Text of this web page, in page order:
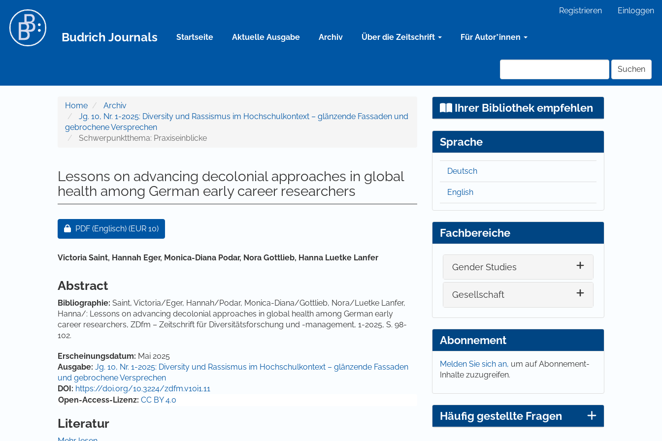
Hauptinhalt
Sidebar
Registrieren Einloggen
Budrich Journals Startseite Aktuelle Ausgabe Archiv Über die Zeitschrift Für Autor*innen
Suchen
Home
Archiv
Jg. 10, Nr. 1-2025: Diversity und Rassismus im Hochschulkontext – glänzende Fassaden und
gebrochene Versprechen
Schwerpunktthema: Praxiseinblicke
Lessons on advancing decolonial approaches in global
health among German early career researchers
Artikel-Sidebar
Zugang für Abonnent/innen oder durch Zahlung einer Gebühr
PDF (Englisch) (EUR 10)
Hauptsächlicher Artikelinhalt
Victoria Saint, Hannah Eger, Monica-Diana Podar, Nora Gottlieb, Hanna Luetke Lanfer
Abstract
Bibliographie: Saint, Victoria/Eger, Hannah/Podar, Monica-Diana/Gottlieb, Nora/Luetke Lanfer,
Hanna/: Lessons on advancing decolonial approaches in global health among German early
career researchers, ZDfm – Zeitschrift für Diversitätsforschung und -management, 1-2025, S. 98-
102.
Artikel-Details
Erscheinungsdatum: Mai 2025
Ausgabe: Jg. 10, Nr. 1-2025: Diversity und Rassismus im Hochschulkontext – glänzende Fassaden
und gebrochene Versprechen
DOI: https://doi.org/10.3224/zdfm.v10i1.11
Open-Access-Lizenz: CC BY 4.0
Literatur
Ihrer Bibliothek empfehlen
Sprache
Deutsch
English
Fachbereiche
Gender Studies
Gesellschaft
Abonnement
Melden Sie sich an, um auf Abonnement-
Inhalte zuzugreifen.
Häufig gestellte Fragen